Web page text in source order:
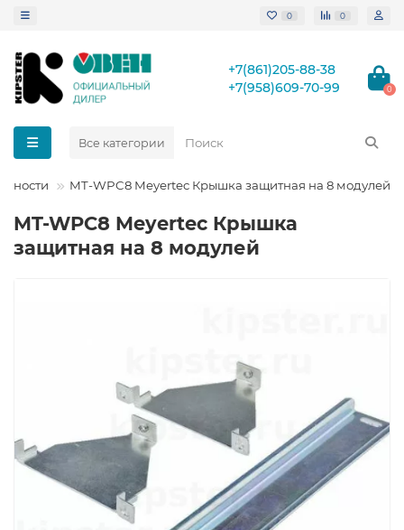
0 0
+7(861)205-88-38
+7(958)609-70-99
0
Все категории
MT-WPC8 Meyertec Крышка защитная на 8 модулей
MT-WPC8 Meyertec Крышка
защитная на 8 модулей